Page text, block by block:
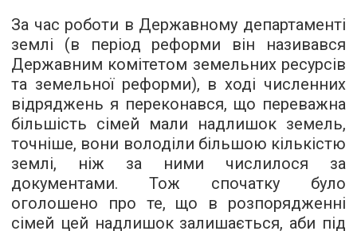
За час роботи в Державному департаменті
землі (в період реформи він називався
Державним комітетом земельних ресурсів
та земельної реформи), в ході численних
відряджень я переконався, що переважна
більшість сімей мали надлишок земель,
точніше, вони володіли більшою кількістю
землі, ніж за ними числилося за
документами. Тож спочатку було
оголошено про те, що в розпорядженні
сімей цей надлишок залишається, аби під